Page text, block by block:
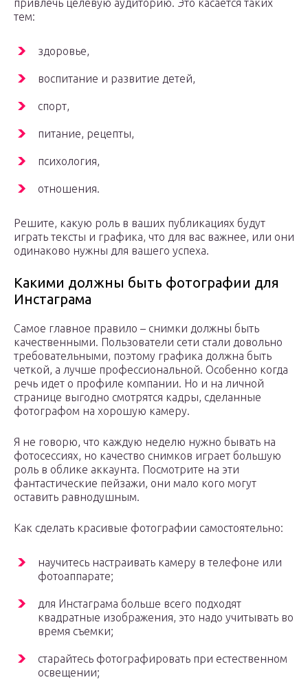
привлечь целевую аудиторию. Это касается таких
тем:
здоровье,
воспитание и развитие детей,
спорт,
питание, рецепты,
психология,
отношения.
Решите, какую роль в ваших публикациях будут
играть тексты и графика, что для вас важнее, или они
одинаково нужны для вашего успеха.
Какими должны быть фотографии для
Инстаграма
Самое главное правило – снимки должны быть
качественными. Пользователи сети стали довольно
требовательными, поэтому графика должна быть
четкой, а лучше профессиональной. Особенно когда
речь идет о профиле компании. Но и на личной
странице выгодно смотрятся кадры, сделанные
фотографом на хорошую камеру.
Я не говорю, что каждую неделю нужно бывать на
фотосессиях, но качество снимков играет большую
роль в облике аккаунта. Посмотрите на эти
фантастические пейзажи, они мало кого могут
оставить равнодушным.
Как сделать красивые фотографии самостоятельно:
научитесь настраивать камеру в телефоне или
фотоаппарате;
для Инстаграма больше всего подходят
квадратные изображения, это надо учитывать во
время съемки;
старайтесь фотографировать при естественном
освещении;